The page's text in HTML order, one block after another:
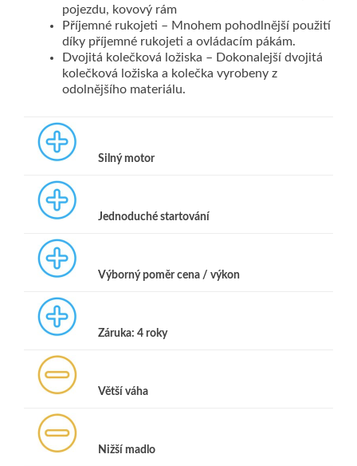
pojezdu, kovový rám
Příjemné rukojeti – Mnohem pohodlnější použití
díky příjemné rukojeti a ovládacím pákám.
Dvojitá kolečková ložiska – Dokonalejší dvojitá
kolečková ložiska a kolečka vyrobeny z
odolnějšího materiálu.
Silný motor
Jednoduché startování
Výborný poměr cena / výkon
Záruka: 4 roky
Větší váha
Nižší madlo